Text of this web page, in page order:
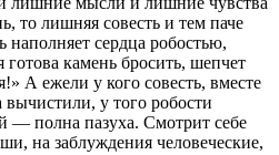
то лишняя совесть и тем паче
наполняет сердца робостью,
готова камень бросить, шепчет
А ежели у кого совесть, вместе
вычистили, у того робости
— полна пазуха. Смотрит себе
на заблуждения человеческие,